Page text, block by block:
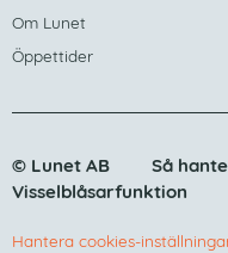
Om Lunet
Öppettider
© Lunet AB
Så
Visselblåsarfunktion
Hantera cookies-